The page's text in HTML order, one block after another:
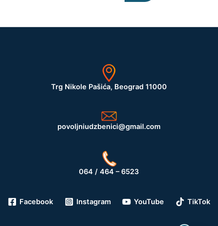
Trg Nikole Pašića, Beograd 11000
povoljniudzbenici@gmail.com
064 / 464 – 6523
Facebook Instagram YouTube TikTok